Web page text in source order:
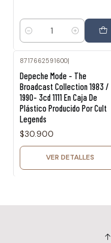
Cantidad
8717662591600|
Depeche Mode - The
Broadcast Collection 1983 /
1990- 3cd 1111 En Caja De
Plástico Producido Por Cult
Legends
$30.900
VER DETALLES